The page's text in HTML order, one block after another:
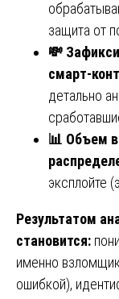
защита от
💸
смарт-
детально
📊 Объем
эксплойте
Результатом
становится:
именно
ошибкой),